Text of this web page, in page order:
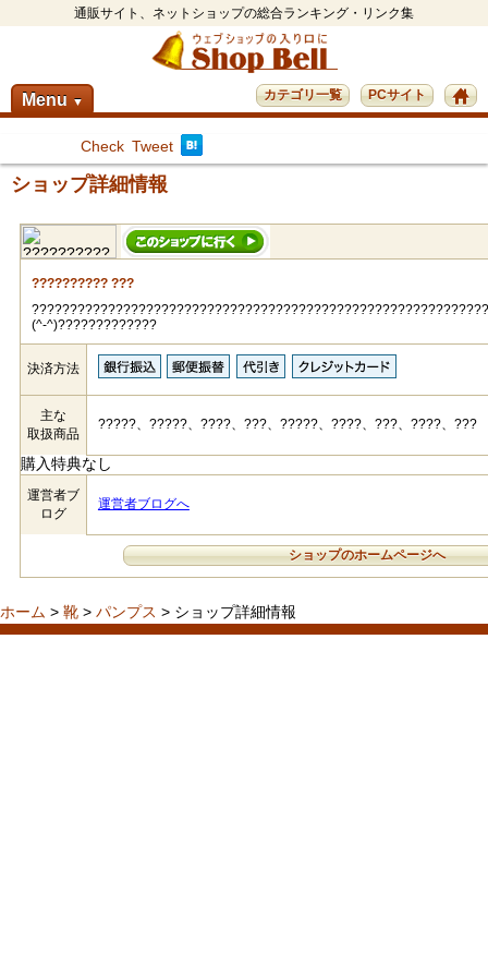
通販サイト、ネットショップの総合ランキング・リンク集
Menu ▼ PCサイト
カテゴリ一覧
Check Tweet
ショップ詳細情報
?????????? ???
(^-^)?????????????
決済方法
主な
取扱商品
?????、?????、????、???、?????、????、???、????、???
購入特典なし
運営者ブ
ログ
運営者ブログへ
ショップのホームページへ
ホーム > 靴 > パンプス > ショップ詳細情報